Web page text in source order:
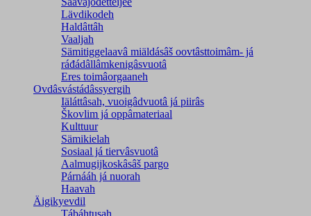
Lävdikodeh
Haldâttâh
Vaaljah
Sämitiggelaavâ miäldásâš oovtâsttoimâm- já
ráđádâllâmkenigâsvuotâ
Eres toimâorgaaneh
Ovdâsvástádâssyergih
Iäláttâsah, vuoigâdvuotâ já piirâs
Škovlim já oppâmateriaal
Kulttuur
Sämikielah
Sosiaal já tiervâsvuotâ
Aalmugijkoskâsâš pargo
Párnááh já nuorah
Haavah
Äigikyevdil
Tábáhtusah